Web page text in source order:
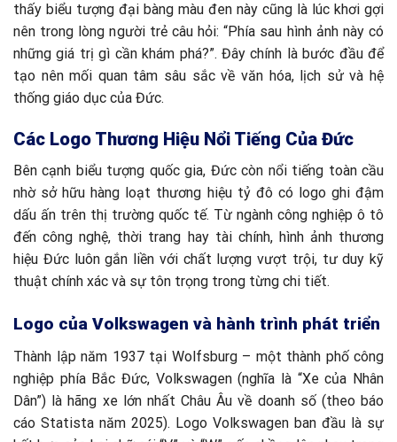
thấy biểu tượng đại bàng màu đen này cũng là lúc khơi gợi
nên trong lòng người trẻ câu hỏi: “Phía sau hình ảnh này có
những giá trị gì cần khám phá?”. Đây chính là bước đầu để
tạo nên mối quan tâm sâu sắc về văn hóa, lịch sử và hệ
thống giáo dục của Đức.
Các Logo Thương Hiệu Nổi Tiếng Của Đức
Bên cạnh biểu tượng quốc gia, Đức còn nổi tiếng toàn cầu
nhờ sở hữu hàng loạt thương hiệu tỷ đô có logo ghi đậm
dấu ấn trên thị trường quốc tế. Từ ngành công nghiệp ô tô
đến công nghệ, thời trang hay tài chính, hình ảnh thương
hiệu Đức luôn gắn liền với chất lượng vượt trội, tư duy kỹ
thuật chính xác và sự tôn trọng trong từng chi tiết.
Logo của Volkswagen và hành trình phát triển
Thành lập năm 1937 tại Wolfsburg – một thành phố công
nghiệp phía Bắc Đức, Volkswagen (nghĩa là “Xe của Nhân
Dân”) là hãng xe lớn nhất Châu Âu về doanh số (theo báo
cáo Statista năm 2025). Logo Volkswagen ban đầu là sự